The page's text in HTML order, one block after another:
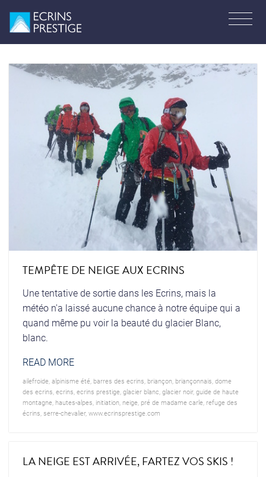
TEMPÊTE DE NEIGE AUX ECRINS
Une tentative de sortie dans les Ecrins, mais la
météo n'a laissé aucune chance à notre équipe qui a
quand même pu voir la beauté du glacier Blanc,
blanc.
READ MORE
ailefroide, alpinisme été, barres des ecrins, briançon, briançonnais, dome
des ecrins, ecrins, ecrins prestige, glacier blanc, glacier noir, guide de haute
montagne, hautes-alpes, initiation, neige, pré de madame carle, refuge des
écrins, serre-chevalier, www.ecrinsprestige.com
LA NEIGE EST ARRIVÉE, FARTEZ VOS SKIS !